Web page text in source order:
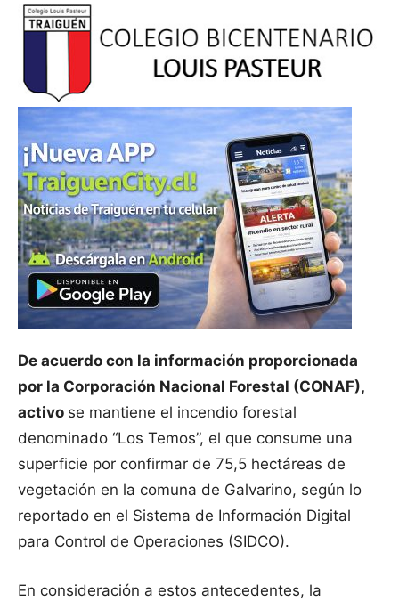
De acuerdo con la información proporcionada
por la Corporación Nacional Forestal (CONAF),
activo se mantiene el incendio forestal
denominado “Los Temos”, el que consume una
superficie por confirmar de 75,5 hectáreas de
vegetación en la comuna de Galvarino, según lo
reportado en el Sistema de Información Digital
para Control de Operaciones (SIDCO).
En consideración a estos antecedentes, la